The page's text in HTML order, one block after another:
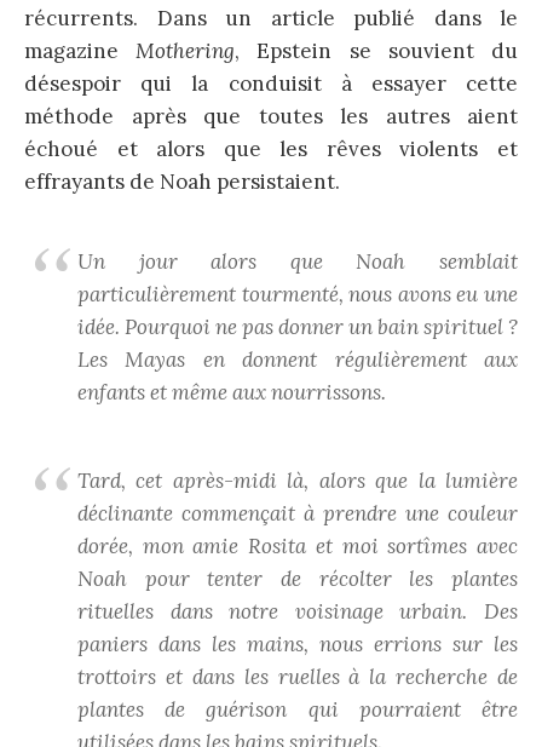
récurrents. Dans un article publié dans le
magazineMothering, Epstein se souvient du
désespoir qui la conduisit à essayer cette
méthode après que toutes les autres aient
échoué et alors que les rêves violents et
effrayants de Noah persistaient.
Un jour alors que Noah semblait
particulièrement tourmenté, nous avons eu une
idée. Pourquoi ne pas donner un bain spirituel ?
Les Mayas en donnent régulièrement aux
enfants et même aux nourrissons.
Tard, cet après-midi là, alors que la lumière
déclinante commençait à prendre une couleur
dorée, mon amie Rosita et moi sortîmes avec
Noah pour tenter de récolter les plantes
rituelles dans notre voisinage urbain. Des
paniers dans les mains, nous errions sur les
trottoirs et dans les ruelles à la recherche de
plantes de guérison qui pourraient être